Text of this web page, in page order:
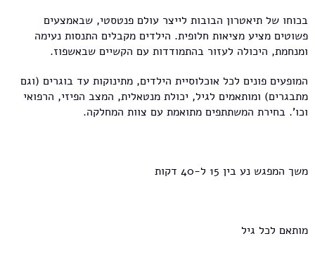
בכוחו של תיאטרון הבובות לייצר עולם פנטסטי, שבאמצעים
פשוטים מציע מציאות חלופית. הילדים מקבלים התנסות נעימה
ומנחמת, היכולה לעזור בהתמודדות עם הקשיים שבאשפוז.
המופעים פונים לכל אוכלוסיית הילדים, מתינוקות עד בוגרים (וגם
מתבגרים) ומותאמים לגיל, יכולת מנטאלית, המצב הפיזי, הרפואי
וכו'. בחירת המשתתפים מתואמת עם צוות המחלקה.
משך המפגש נע בין 15 ל-40 דקות
מותאם לכל גיל